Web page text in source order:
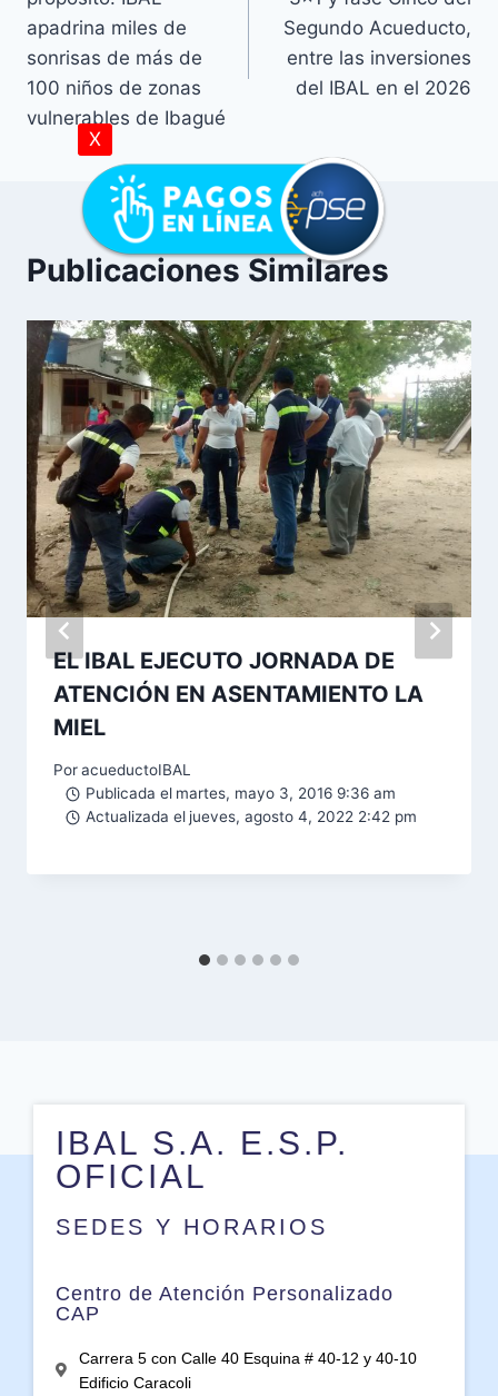
apadrina miles de
sonrisas de más de
100 niños de zonas
vulnerables de Ibagué
Segundo Acueducto,
entre las inversiones
del IBAL en el 2026
Publicaciones Similares
EL IBAL EJECUTO JORNADA DE
ATENCIÓN EN ASENTAMIENTO LA
MIEL
PoracueductoIBAL
Publicada el martes, mayo 3, 2016 9:36 am
Actualizada el jueves, agosto 4, 2022 2:42 pm
IBAL S.A. E.S.P.
OFICIAL
SEDES Y HORARIOS
Centro de Atención Personalizado
CAP
Carrera 5 con Calle 40 Esquina # 40-12 y 40-10
Edificio Caracoli
X